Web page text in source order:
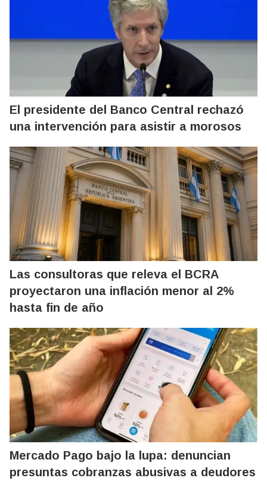
El presidente del Banco Central rechazó
una intervención para asistir a morosos
Las consultoras que releva el BCRA
proyectaron una inflación menor al 2%
hasta fin de año
Mercado Pago bajo la lupa: denuncian
presuntas cobranzas abusivas a deudores